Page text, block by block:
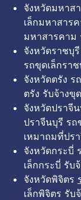
จังหวัดมหาส
เล็กมหาสาร
มหาสารคาม
จังหวัดราชบุ
รถขุดเล็กรา
จังหวัดตรัง ร
ตรัง รับจ้างขุ
จังหวัดปราจี
ปราจีนบุรี รถ
เหมาถมที่ปร
จังหวัดกระบี่
เล็กกระบี่ รับ
จังหวัดพิจิตร
เล็กพิจิตร รับ